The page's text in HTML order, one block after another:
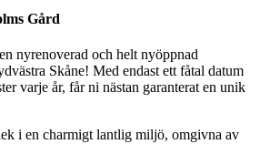
Gård
nyrenoverad och helt nyöppnad
Skåne! Med endast ett fåtal datum
varje år, får ni nästan garanterat en unik
i en charmigt lantlig miljö, omgivna av